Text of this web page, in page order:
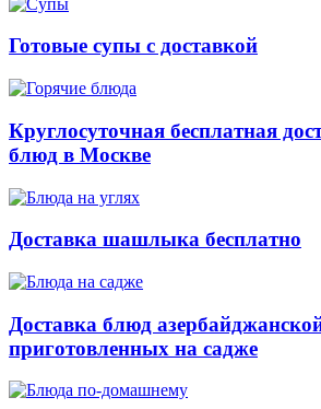
Готовые супы с доставкой
Круглосуточная бесплатная
блюд в Москве
Доставка шашлыка бесплатно
Доставка блюд
приготовленных на садже